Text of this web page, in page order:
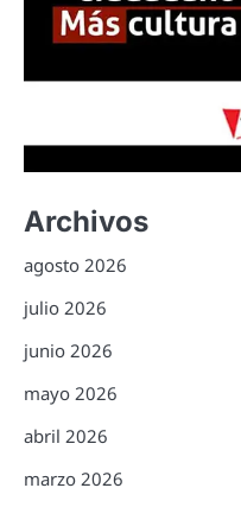
Archivos
agosto 2026
julio 2026
junio 2026
mayo 2026
abril 2026
marzo 2026